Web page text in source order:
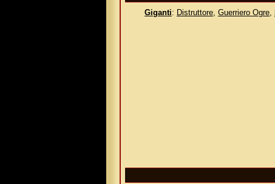
Giganti: Distruttore, Guerriero Ogre,